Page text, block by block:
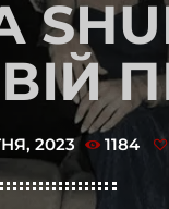
2023 1184